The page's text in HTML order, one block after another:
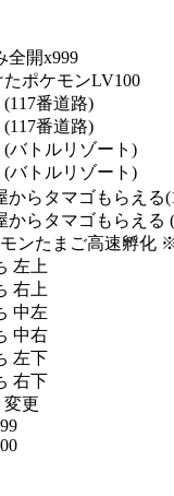
全開x999
ポケモンLV100
(117番道路)
(117番道路)
(バトルリゾート)
(バトルリゾート)
からタマゴもらえる
からタマゴもらえ
ンたまご高速孵化
左上
右上
中左
中右
左下
右下
変更